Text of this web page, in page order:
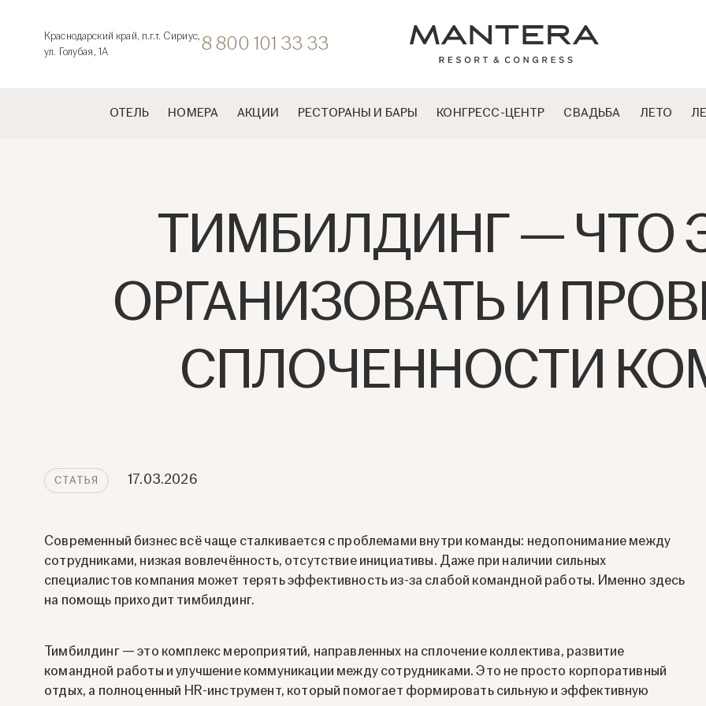
Краснодарский край, п.г.т. Сириус,
ул. Голубая, 1А
8 800 101 33 33
ОТЕЛЬ НОМЕРА АКЦИИ РЕСТОРАНЫ И БАРЫ КОНГРЕСС-ЦЕНТР СВАДЬБА ЛЕТО
ТИМБИЛДИНГ — ЧТО
ОРГАНИЗОВАТЬ И
СПЛОЧЕННОСТИ
CТАТЬЯ 17.03.2026
Современный бизнес всё чаще сталкивается с проблемами внутри команды: недопонимание между
сотрудниками, низкая вовлечённость, отсутствие инициативы. Даже при наличии сильных
специалистов компания может терять эффективность из-за слабой командной работы. Именно здесь
на помощь приходит тимбилдинг.
Тимбилдинг — это комплекс мероприятий, направленных на сплочение коллектива, развитие
командной работы и улучшение коммуникации между сотрудниками. Это не просто корпоративный
отдых, а полноценный HR-инструмент, который помогает формировать сильную и эффективную